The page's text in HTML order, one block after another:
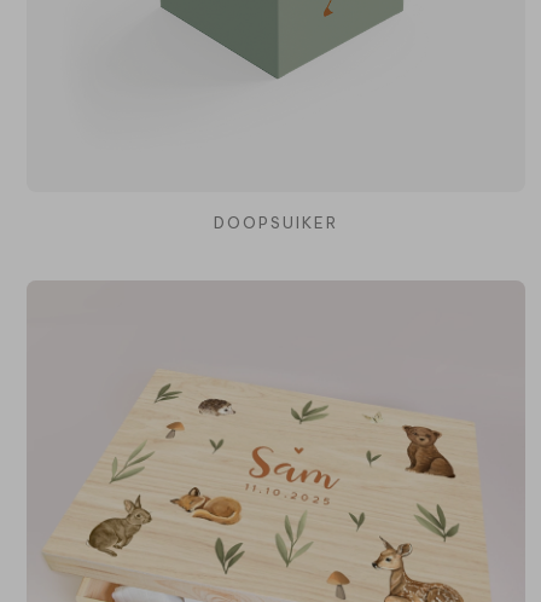
DOOPSUIKER